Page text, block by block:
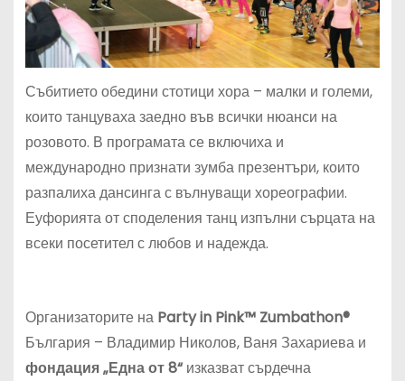
Събитието обедини стотици хора – малки и големи,
които танцуваха заедно във всички нюанси на
розовото. В програмата се включиха и
международно признати зумба презентъри, които
разпалиха дансинга с вълнуващи хореографии.
Еуфорията от споделения танц изпълни сърцата на
всеки посетител с любов и надежда.
Организаторите на Party in Pink™ Zumbathon®
България – Владимир Николов, Ваня Захариева и
фондация „Една от 8“изказват сърдечна